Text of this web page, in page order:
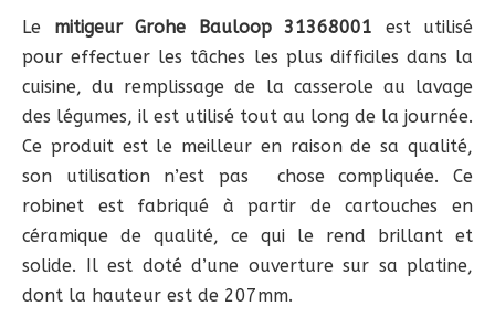
Le mitigeur Grohe Bauloop 31368001 est utilisé
pour effectuer les tâches les plus difficiles dans la
cuisine, du remplissage de la casserole au lavage
des légumes, il est utilisé tout au long de la journée.
Ce produit est le meilleur en raison de sa qualité,
son utilisation n’est pas chose compliquée. Ce
robinet est fabriqué à partir de cartouches en
céramique de qualité, ce qui le rend brillant et
solide. Il est doté d’une ouverture sur sa platine,
dont la hauteur est de 207mm.